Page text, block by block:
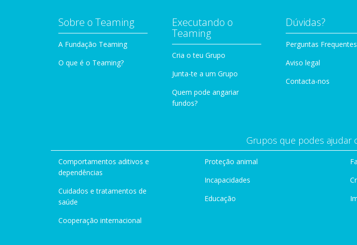
Sobre o Teaming
A Fundação Teaming
O que é o Teaming?
Executando o
Teaming
Cria o teu Grupo
Junta-te a um Grupo
Quem pode angariar
fundos?
Dúvidas?
Perguntas Frequentes
Aviso legal
Contacta-nos
Grupos que podes ajudar
Comportamentos aditivos e
dependências
Cuidados e tratamentos de
saúde
Cooperação internacional
Proteção animal
Incapacidades
Educação